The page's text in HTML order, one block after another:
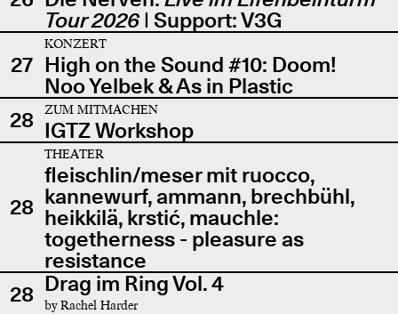
Tour 2026| Support: V3G
27
KONZERT
High on the Sound #10: Doom!
Noo Yelbek & As in Plastic
28
ZUM MITMACHEN
IGTZ Workshop
28
THEATER
fleischlin/meser mit ruocco,
kannewurf, ammann, brechbühl,
heikkilä, krstić, mauchle:
togetherness - pleasure as
resistance
28 Drag im Ring Vol. 4
by Rachel Harder